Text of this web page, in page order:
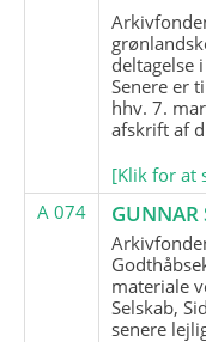
deltagelse
Senere er
hhv. 7.
afskrift af
[Klik for at
A 074
GUNNAR
materiale
Selskab,
senere